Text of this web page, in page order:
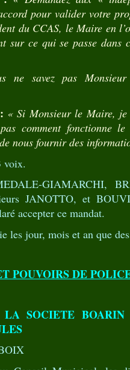
pour valider votre
du CCAS, le Maire en
sur ce qui se passe dans
ne savez pas
« Si Monsieur le Maire, je
comment fonctionne le
nous fournir des
voix.
GIAMARCHI,
JANOTTO, et
accepter ce mandat.
les jour, mois et an que
POUVOIRS DE
LA SOCIETE